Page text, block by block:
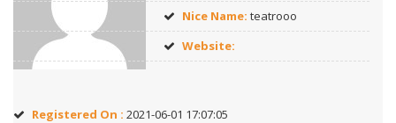
Nice Name: teatrooo
Website:
Registered On : 2021-06-01 17:07:05